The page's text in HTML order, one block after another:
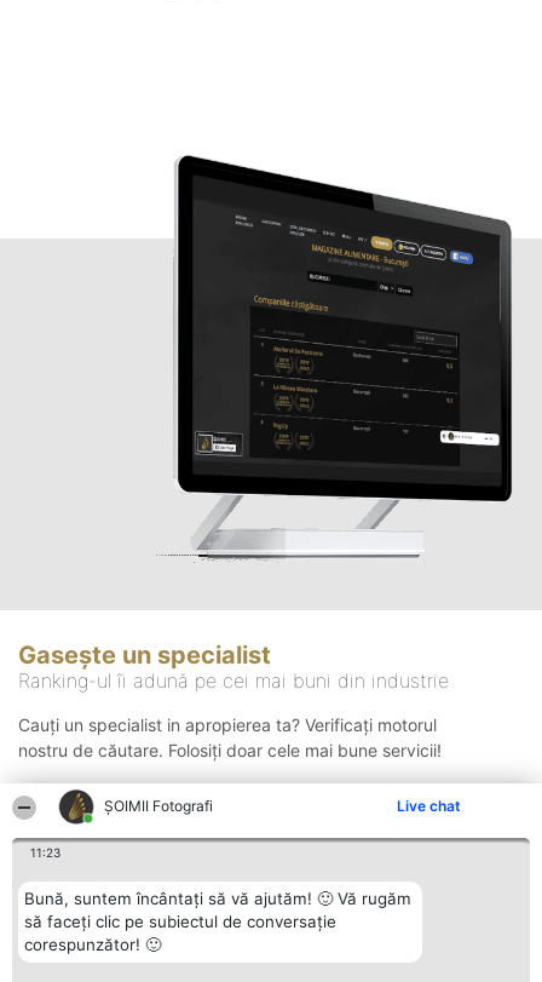
ȘOIMII Fotografi Live chat
11:23
Bună, suntem încântați să vă ajutăm! 🙂 Vă rugăm
să faceți clic pe subiectul de conversație
corespunzător! 🙂
Gasește un specialist
Ranking-ul îi adună pe cei mai buni din industrie
Cauți un specialist in apropierea ta? Verificați motorul
nostru de căutare. Folosiți doar cele mai bune servicii!